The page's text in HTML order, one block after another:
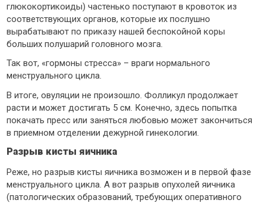
глюкокортикоиды) частенько поступают в кровоток из
соответствующих органов, которые их послушно
вырабатывают по приказу нашей беспокойной коры
больших полушарий головного мозга.
Так вот, «гормоны стресса» – враги нормального
менструального цикла.
В итоге, овуляции не произошло. Фолликул продолжает
расти и может достигать 5 см. Конечно, здесь попытка
покачать пресс или заняться любовью может закончиться
в приемном отделении дежурной гинекологии.
Разрыв кисты яичника
Реже, но разрыв кисты яичника возможен и в первой фазе
менструального цикла. А вот разрыв опухолей яичника
(патологических образований, требующих оперативного